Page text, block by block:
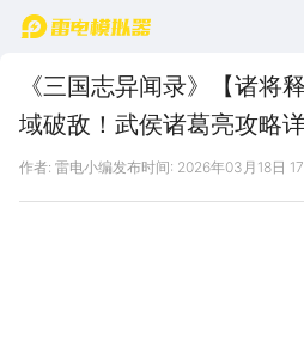
首页
《三国志异闻录》【诸将
域破敌！武侯诸葛亮攻略详
作者: 雷电小编发布时间: 2026年03月18日